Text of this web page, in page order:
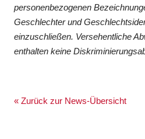
personenbezogenen
Geschlechter und
einzuschließen. Versehentliche
enthalten keine
« Zurück zur News-Übersicht